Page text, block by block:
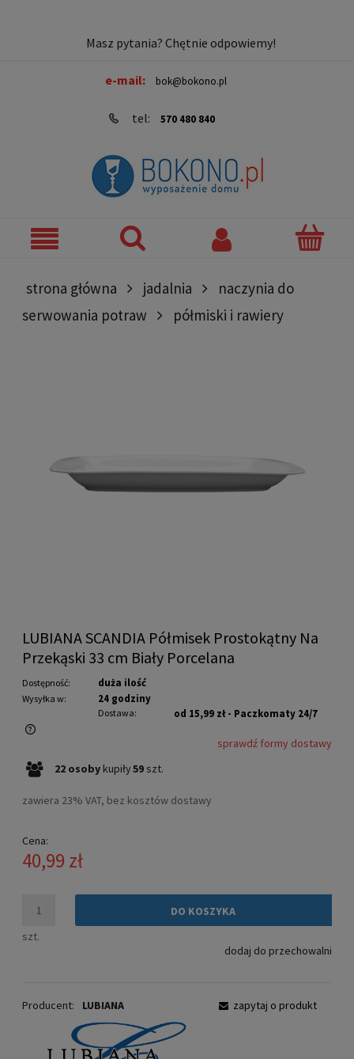
Masz pytania? Chętnie odpowiemy!
e-mail: bok@bokono.pl
tel: 570 480 840
strona główna jadalnia
naczynia do
serwowania potraw
półmiski i rawiery
LUBIANA SCANDIA Półmisek Prostokątny Na
Przekąski 33 cm Biały Porcelana
Dostępność: duża ilość
Wysyłka w: 24 godziny
Dostawa: od 15,99 zł - Paczkomaty 24/7
Cena nie zawiera ewentualnych kosztów płatności
sprawdź formy dostawy
22 osoby kupiły59 szt.
zawiera 23% VAT, bez kosztów dostawy
Cena:
40,99 zł
szt.
DO KOSZYKA
dodaj do przechowalni
Producent: LUBIANA zapytaj o produkt